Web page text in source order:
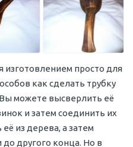
изготовлением просто для
как сделать трубку
можете высверлить её
и затем соединить их
из дерева, а затем
другого конца. Но в